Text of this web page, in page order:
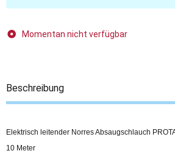
Momentan nicht verfügbar
Beschreibung
Elektrisch leitender Norres Absaugschlauch
10 Meter